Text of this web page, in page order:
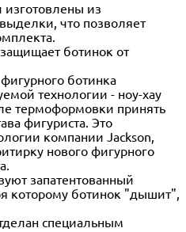
из
что позволяет
ботинок от
ботинка
технологии - ноу-хау
термоформовки принять
фигуриста. Это
компании Jackson,
нового фигурного
запатентованный
которому ботинок "дышит",
специальным